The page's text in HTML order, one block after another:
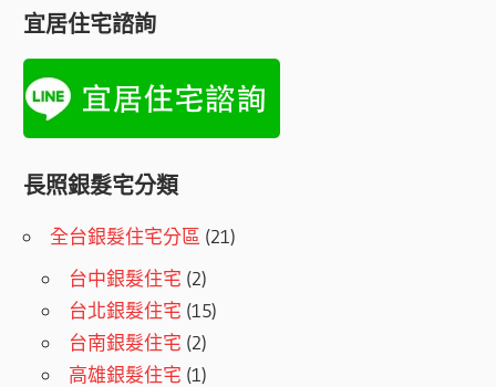
宜居住宅諮詢
長照銀髮宅分類
全台銀髮住宅分區 (21)
台中銀髮住宅 (2)
台北銀髮住宅 (15)
台南銀髮住宅 (2)
高雄銀髮住宅 (1)